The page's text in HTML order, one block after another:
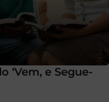
‘Vem, e Segue-